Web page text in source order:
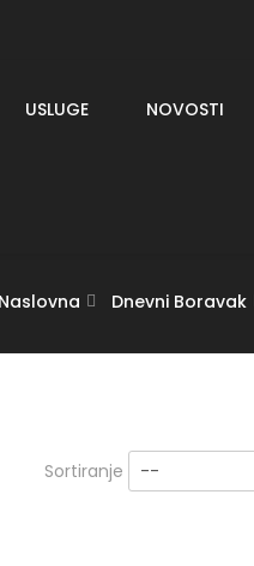
USLUGE NOVOSTI
Naslovna Dnevni Boravak
Sortiranje --